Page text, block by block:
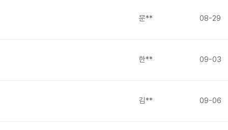
문** 08-29
한** 09-03
김** 09-06